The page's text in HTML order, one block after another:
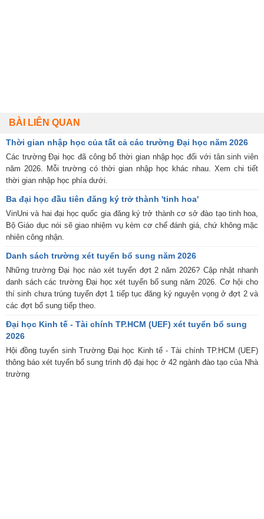
BÀI LIÊN QUAN
Thời gian nhập học của tất cả các trường Đại học năm 2026
Các trường Đại học đã công bố thời gian nhập học đối với tân sinh viên
năm 2026. Mỗi trường có thời gian nhập học khác nhau. Xem chi tiết
thời gian nhập học phía dưới.
Ba đại học đầu tiên đăng ký trở thành 'tinh hoa'
VinUni và hai đại học quốc gia đăng ký trở thành cơ sở đào tạo tinh hoa,
Bộ Giáo dục nói sẽ giao nhiệm vụ kèm cơ chế đánh giá, chứ không mặc
nhiên công nhận.
Danh sách trường xét tuyển bổ sung năm 2026
Những trường Đại học nào xét tuyển đợt 2 năm 2026? Cập nhật nhanh
danh sách các trường Đại học xét tuyển bổ sung năm 2026. Cơ hội cho
thí sinh chưa trúng tuyển đợt 1 tiếp tục đăng ký nguyện vọng ở đợt 2 và
các đợt bổ sung tiếp theo.
Đại học Kinh tế - Tài chính TP.HCM (UEF) xét tuyển bổ sung
2026
Hội đồng tuyển sinh Trường Đại học Kinh tế - Tài chính TP.HCM (UEF)
thông báo xét tuyển bổ sung trình độ đại học ở 42 ngành đào tạo của Nhà
trường